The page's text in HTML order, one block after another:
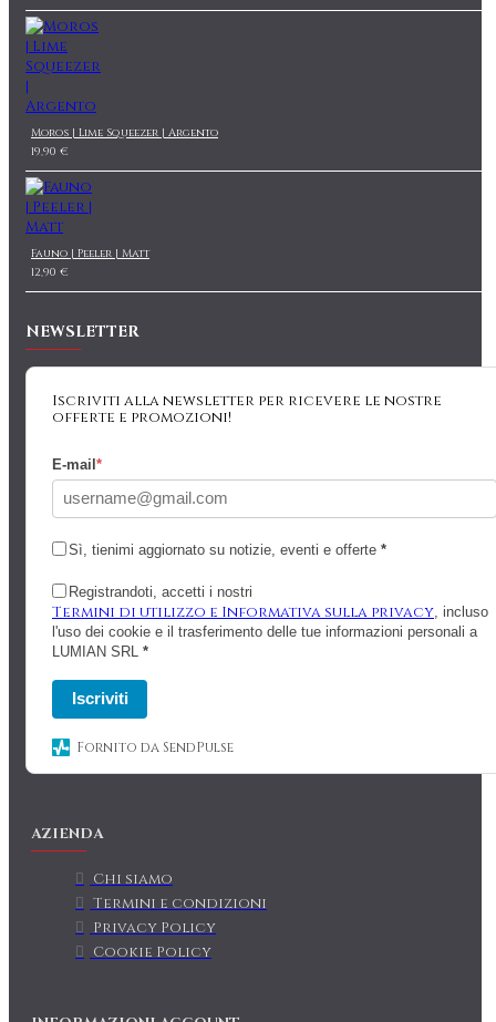
Moros | Lime Squeezer | Argento
19,90 €
Fauno | Peeler | Matt
12,90 €
NEWSLETTER
Iscriviti alla newsletter per ricevere le nostre
offerte e promozioni!
E-mail *
Sì, tienimi aggiornato su notizie, eventi e offerte *
Registrandoti, accetti i nostri
Termini di utilizzo e Informativa sulla privacy , incluso
l'uso dei cookie e il trasferimento delle tue informazioni personali a
LUMIAN SRL
*
Iscriviti
Fornito da SendPulse
AZIENDA
Chi siamo
Termini e condizioni
Privacy Policy
Cookie Policy